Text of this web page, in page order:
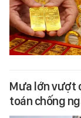
Mưa lớn vượt
toán chống